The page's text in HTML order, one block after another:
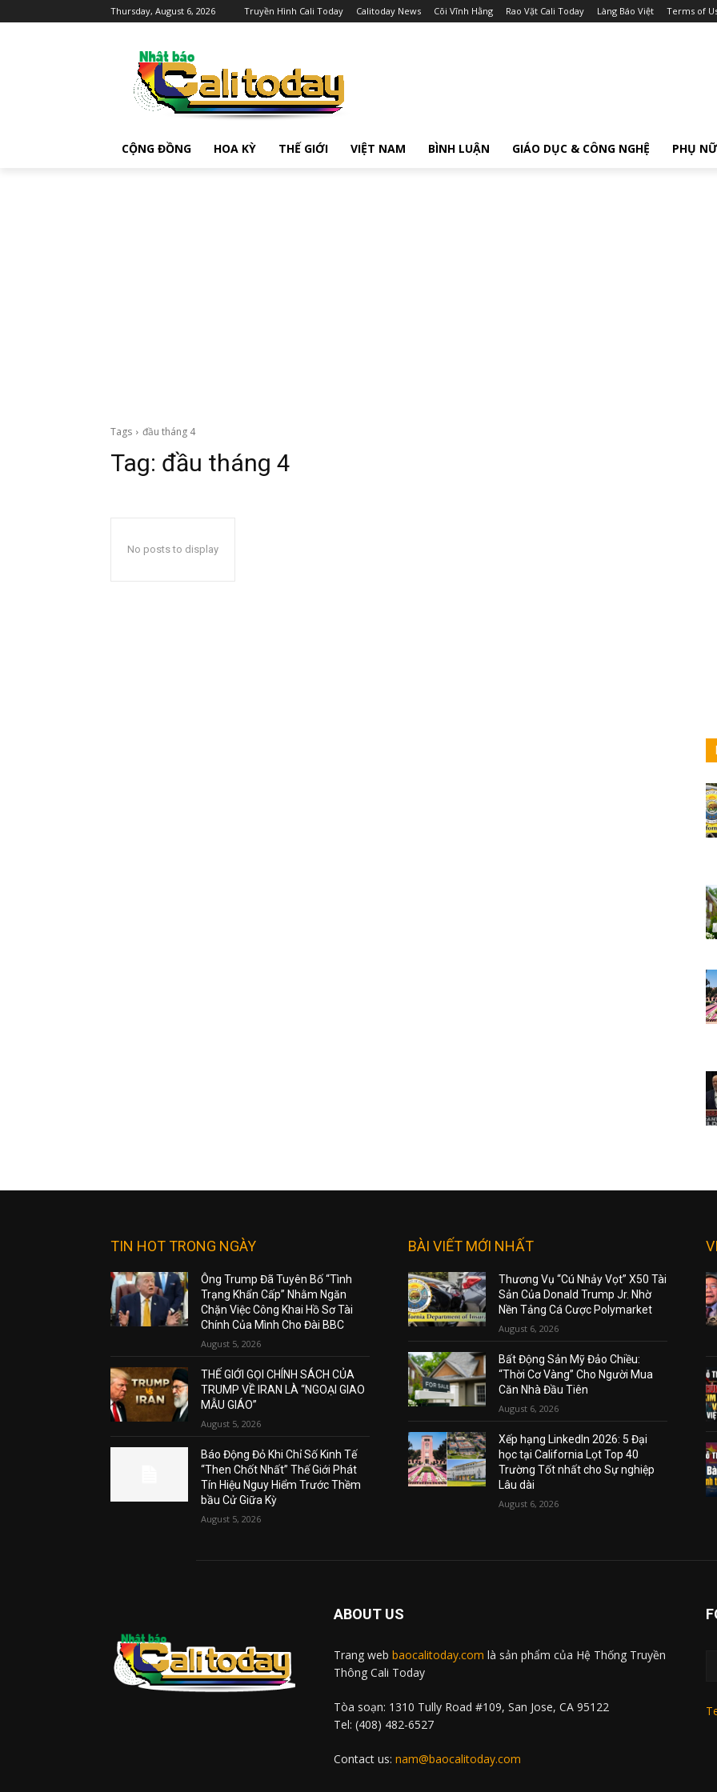
Thursday, August 6, 2026 Truyền Hình Cali Today Calitoday News Cõi Vĩnh Hằng Rao Vặt Cali Today Làng Báo Việt Terms of
CỘNG ĐỒNG HOA KỲ THẾ GIỚI VIỆT NAM BÌNH LUẬN GIÁO DỤC & CÔNG NGHỆ PHỤ NỮ
Tags đầu tháng 4
Tag: đầu tháng 4
No posts to display
TIN HOT TRONG NGÀY
Ông Trump Đã Tuyên Bố “Tình
Trạng Khẩn Cấp” Nhằm Ngăn
Chặn Việc Công Khai Hồ Sơ Tài
Chính Của Mình Cho Đài BBC
August 5, 2026
THẾ GIỚI GỌI CHÍNH SÁCH CỦA
TRUMP VỀ IRAN LÀ “NGOẠI GIAO
MẪU GIÁO”
August 5, 2026
Báo Động Đỏ Khi Chỉ Số Kinh Tế
“Then Chốt Nhất” Thế Giới Phát
Tín Hiệu Nguy Hiểm Trước Thềm
bầu Cử Giữa Kỳ
August 5, 2026
BÀI VIẾT MỚI NHẤT
Thương Vụ “Cú Nhảy Vọt” X50 Tài
Sản Của Donald Trump Jr. Nhờ
Nền Tảng Cá Cược Polymarket
August 6, 2026
Bất Động Sản Mỹ Đảo Chiều:
“Thời Cơ Vàng” Cho Người Mua
Căn Nhà Đầu Tiên
August 6, 2026
Xếp hạng LinkedIn 2026: 5 Đại
học tại California Lọt Top 40
Trường Tốt nhất cho Sự nghiệp
Lâu dài
August 6, 2026
ABOUT US
Trang web baocalitoday.com là sản phẩm của Hệ Thống Truyền
Thông Cali Today
Tòa soạn: 1310 Tully Road #109, San Jose, CA 95122
Tel: (408) 482-6527
Contact us: nam@baocalitoday.com